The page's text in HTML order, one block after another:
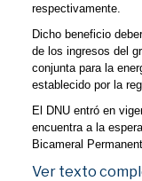
respectivamente.
Dicho beneficio
de los ingresos del
conjunta para la
establecido por la
El DNU entró en
encuentra a la
Bicameral
Ver texto